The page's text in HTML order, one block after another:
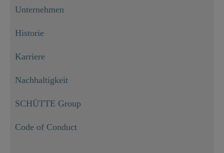
Unternehmen
Historie
Karriere
Nachhaltigkeit
SCHÜTTE Group
Code of Conduct